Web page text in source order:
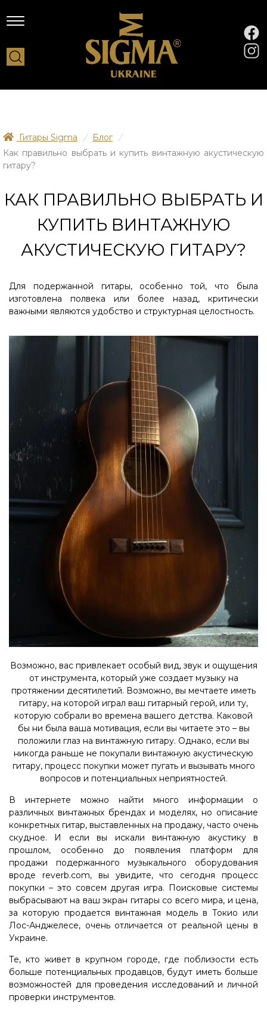
Гитары Sigma / Блог /
Как правильно выбрать и купить винтажную акустическую
гитару?
КАК ПРАВИЛЬНО ВЫБРАТЬ И
КУПИТЬ ВИНТАЖНУЮ
АКУСТИЧЕСКУЮ ГИТАРУ?
Для подержанной гитары, особенно той, что была
изготовлена полвека или более назад, критически
важными являются удобство и структурная целостность.
Возможно, вас привлекает особый вид, звук и ощущения
от инструмента, который уже создает музыку на
протяжении десятилетий. Возможно, вы мечтаете иметь
гитару, на которой играл ваш гитарный герой, или ту,
которую собрали во времена вашего детства. Каковой
бы ни была ваша мотивация, если вы читаете это – вы
положили глаз на винтажную гитару. Однако, если вы
никогда раньше не покупали винтажную акустическую
гитару, процесс покупки может пугать и вызывать много
вопросов и потенциальных неприятностей.
В интернете можно найти много информации о
различных винтажных брендах и моделях, но описание
конкретных гитар, выставленных на продажу, часто очень
скудное. И если вы искали винтажную акустику в
прошлом, особенно до появления платформ для
продажи подержанного музыкального оборудования
вроде reverb.com, вы увидите, что сегодня процесс
покупки – это совсем другая игра. Поисковые системы
выбрасывают на ваш экран гитары со всего мира, и цена,
за которую продается винтажная модель в Токио или
Лос-Анджелесе, очень отличается от реальной цены в
Украине.
Те, кто живет в крупном городе, где поблизости есть
больше потенциальных продавцов, будут иметь больше
возможностей для проведения исследований и личной
проверки инструментов.